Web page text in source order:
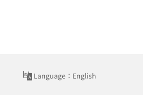
Language：English